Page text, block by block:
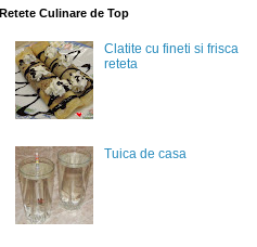
Retete Culinare de Top
Clatite cu fineti si frisca
reteta
Tuica de casa